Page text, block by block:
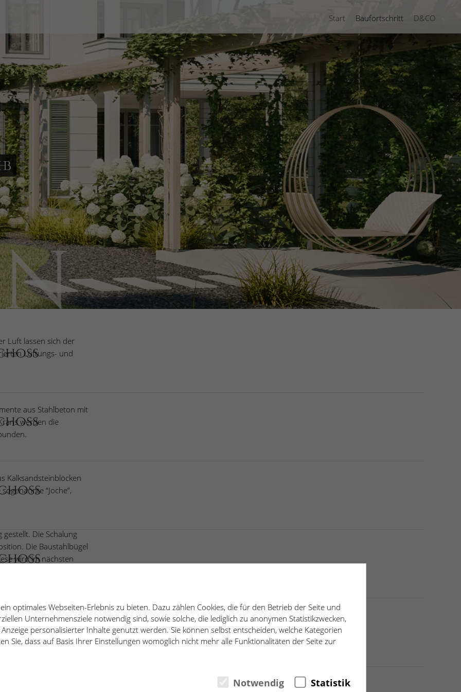
Start Baufortschritt D&CO
Luft lassen sich der
Lüftungs- und
aus Stahlbeton mit
werden die
Kalksandsteinblöcken
“Joche”,
Die Schalung
Die Baustahlbügel
wird im nächsten
„Bewehrungskörbe“
– als
der Beton in die
überall
optimales Webseiten-Erlebnis zu bieten. Dazu zählen Cookies, die für den Betrieb der Seite und
Unternehmensziele notwendig sind, sowie solche, die lediglich zu anonymen Statistikzwecken,
personalisierter Inhalte genutzt werden. Sie können selbst entscheiden, welche Kategorien
Sie, dass auf Basis Ihrer Einstellungen womöglich nicht mehr alle Funktionalitäten der Seite zur
Notwendig Statistik